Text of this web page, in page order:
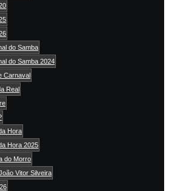
do Samba
do Samba 2024
Carnaval
Real
Hora
Hora 2025
do Morro
Vitor Silveira